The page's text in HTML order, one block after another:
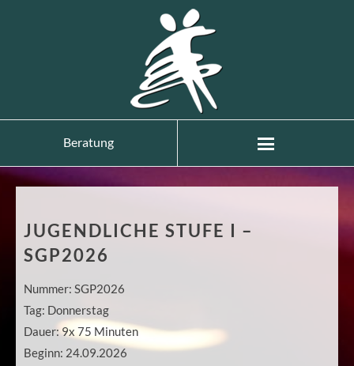
Beratung
JUGENDLICHE STUFE I –
SGP2026
Nummer:SGP2026
Tag: Donnerstag
Dauer: 9x 75 Minuten
Beginn: 24.09.2026